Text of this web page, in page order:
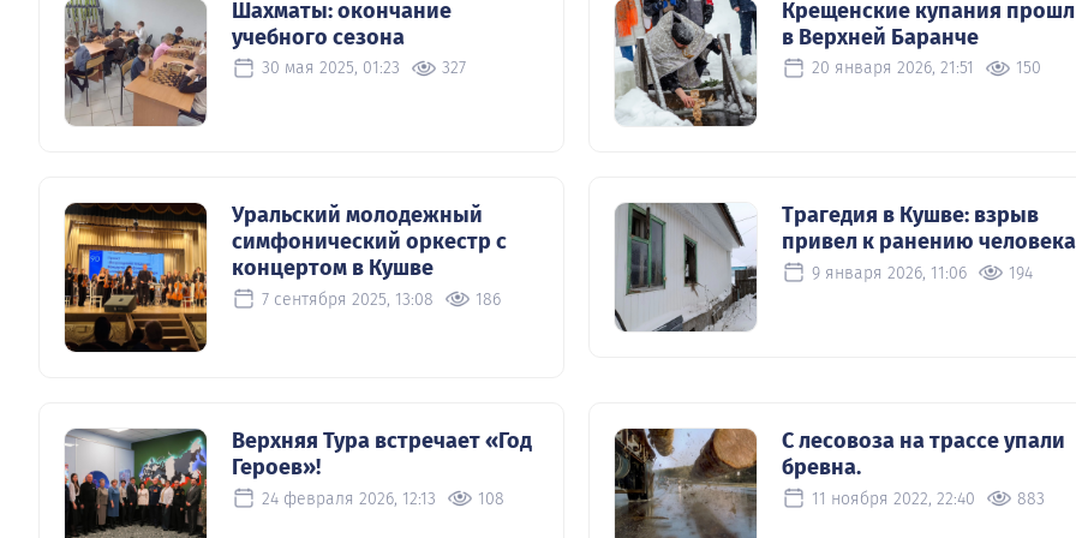
Шахматы: окончание
учебного сезона
30 мая 2025, 01:23 327
Крещенские купания
в Верхней Баранче
20 января 2026, 21:51 150
Уральский молодежный
симфонический оркестр с
концертом в Кушве
7 сентября 2025, 13:08 186
Трагедия в Кушве: взрыв
привел к ранению человека
9 января 2026, 11:06 194
Верхняя Тура встречает «Год
Героев»!
24 февраля 2026, 12:13 108
С лесовоза на трассе упали
бревна.
11 ноября 2022, 22:40 883